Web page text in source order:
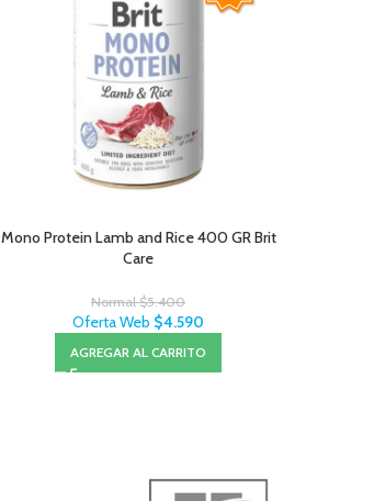
Mono Protein Lamb and Rice 400 GR Brit
Care
Normal$5.400
Oferta Web $4.590
AGREGAR AL CARRITO